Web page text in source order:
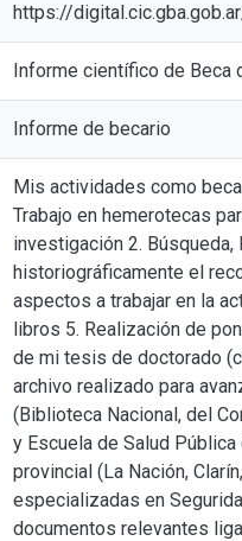
https://
Informe científico de Beca
Informe de becario
Mis actividades como
Trabajo en hemerotecas
investigación 2.
historiográficamente el
aspectos a trabajar en la
libros 5. Realización de
de mi tesis de doctorado
archivo realizado para
(Biblioteca Nacional, del
y Escuela de Salud
provincial (La Nación,
especializadas en
documentos relevantes